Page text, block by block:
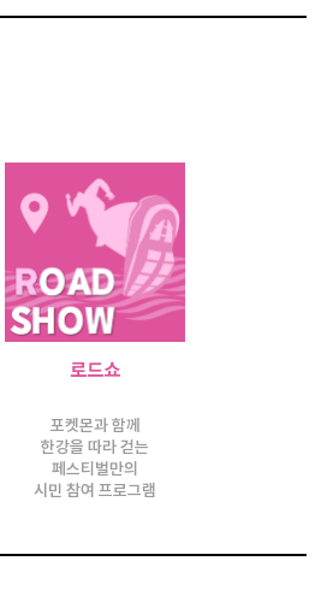
로드쇼
포켓몬과 함께
한강을 따라 걷는
페스티벌만의
시민 참여 프로그램